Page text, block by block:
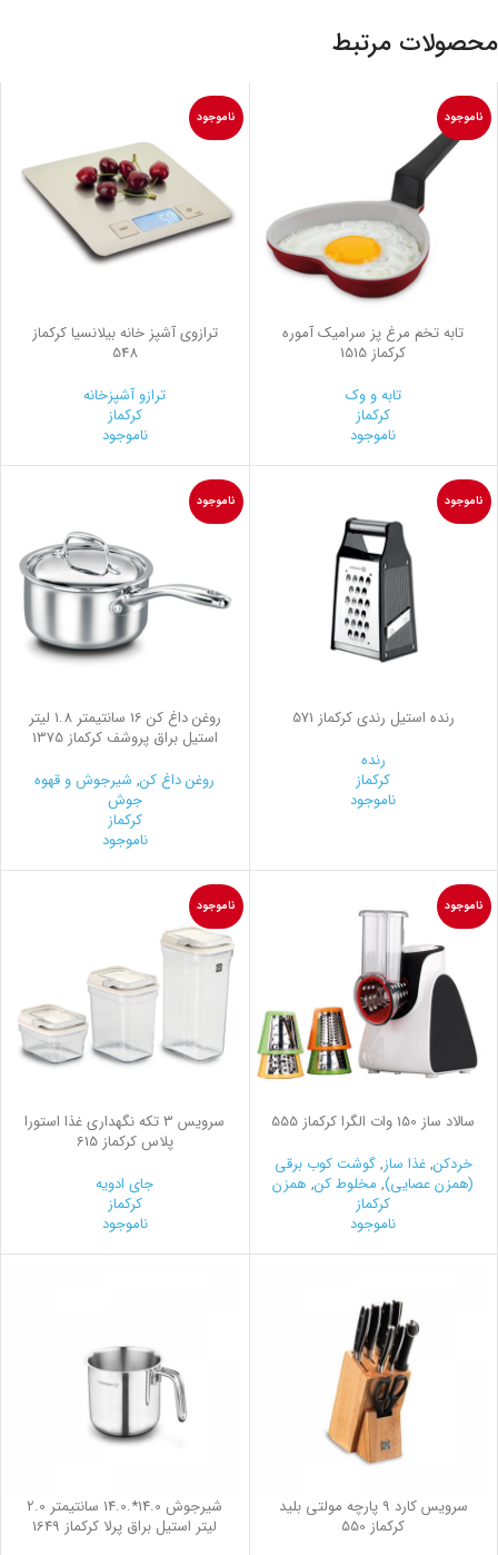
محصولات مرتبط
ناموجود
تابه تخم مرغ پز سرامیک آموره
کرکماز 1515
تابه و وک
کرکماز
ناموجود
ناموجود
ترازوی آشپز خانه بیلانسیا کرکماز
548
ترازو آشپزخانه
کرکماز
ناموجود
ناموجود
رنده استیل رندي کرکماز 571
رنده
کرکماز
ناموجود
ناموجود
روغن داغ كن 16 سانتیمتر 1.8 لیتر
استیل براق پروشف کرکماز 1375
روغن داغ کن, شیرجوش و قهوه
جوش
کرکماز
ناموجود
ناموجود
سالاد ساز 150 وات الگرا کرکماز 555
خردکن,غذا ساز,گوشت کوب برقی
(همزن عصایی), مخلوط کن, همزن
کرکماز
ناموجود
ناموجود
سرويس 3 تكه نگهداری غذا استورا
پلاس کرکماز 615
جای ادویه
کرکماز
ناموجود
سرویس کارد 9 پارچه مولتی بلید
کرکماز 550
شیرجوش 14.0*.14.0 سانتیمتر 2.0
لیتر استیل براق پرلا کرکماز 1649